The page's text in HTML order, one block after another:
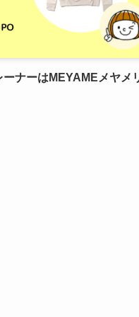
ーナーはMEYAMEメヤメ